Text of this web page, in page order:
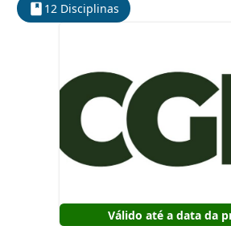
12 Disciplinas
Válido até a data da